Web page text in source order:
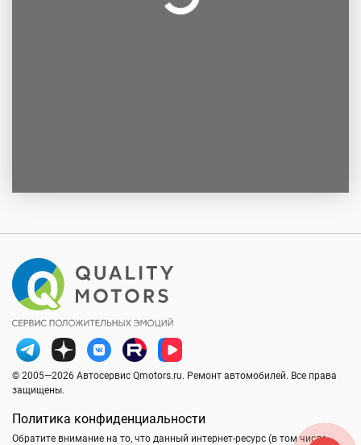
© 2005—2026 Автосервис Qmotors.ru. Ремонт автомобилей. Все права
защищены.
Политика конфиденциальности
Обратите внимание на то, что данный интернет-ресурс (в том числе